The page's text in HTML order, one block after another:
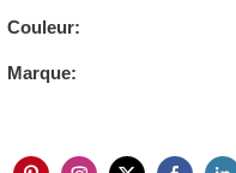
Couleur:
Marque: